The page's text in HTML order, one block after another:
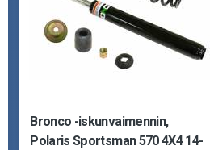
Bronco -iskunvaimennin,
Polaris Sportsman 570 4X4 14-